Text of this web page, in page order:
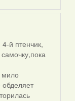
й птенчик,
мило